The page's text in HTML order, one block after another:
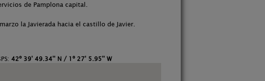
de Pamplona capital.
la Javierada hacia el castillo de Javier.
42º 39' 49.34'' N / 1º 27' 5.95'' W